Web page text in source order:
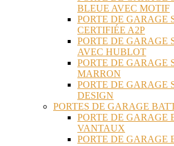
BLEUE AVEC MOTIF
PORTE DE GARAGE
CERTIFIÉE A2P
PORTE DE GARAGE
AVEC HUBLOT
PORTE DE GARAGE
MARRON
PORTE DE GARAGE
DESIGN
PORTES DE GARAGE
PORTE DE GARAGE
VANTAUX
PORTE DE GARAGE